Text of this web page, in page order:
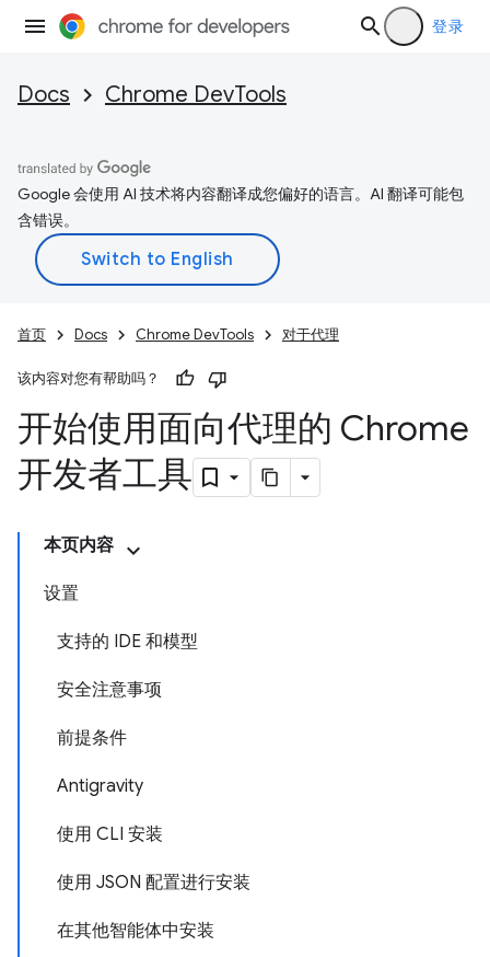
登录
Docs Chrome DevTools
Google 会使用 AI 技术将内容翻译成您偏好的语言。AI 翻译可能包
含错误。
首页 Docs Chrome DevTools 对于代理
该内容对您有帮助吗？
开始使用面向代理的 Chrome
开发者工具
本页内容
设置
支持的 IDE 和模型
安全注意事项
前提条件
Antigravity
使用 CLI 安装
使用 JSON 配置进行安装
在其他智能体中安装